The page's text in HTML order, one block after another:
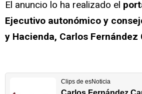
El anuncio lo ha realizado el
Ejecutivo autonómico y
y Hacienda, Carlos Fernández